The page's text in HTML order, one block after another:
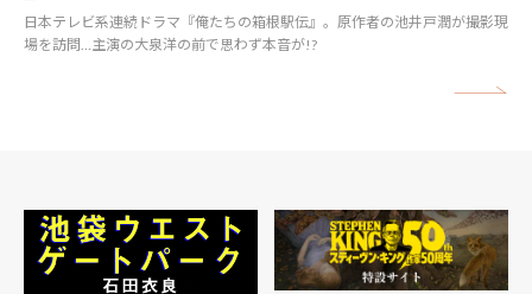
日本テレビ系連続ドラマ『俺たちの箱根駅伝』。原作者の池井戸潤が撮影現
場を訪問…主演の大泉洋の前で思わず本音が!?